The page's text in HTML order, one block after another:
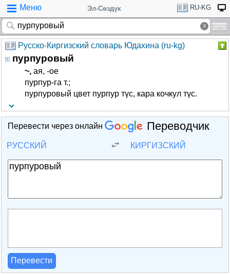
Меню Эл-Сөздүк RU-KG
Русско-Киргизский словарь Юдахина (ru-kg)
пурпуровый
~, ­ая, -ое
пурпур-га т.;
пурпуровый цвет пурпур түс, кара кочкул түс.
Перевести через онлайн Переводчик
РУССКИЙ КИРГИЗСКИЙ
Перевести